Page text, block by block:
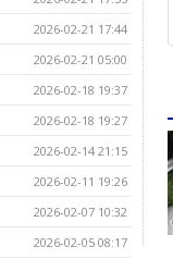
2026-02-21 17:44
2026-02-21 05:00
2026-02-18 19:37
2026-02-18 19:27
2026-02-14 21:15
2026-02-11 19:26
2026-02-07 10:32
2026-02-05 08:17